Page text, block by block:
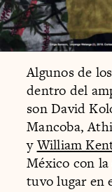
Algunos de
dentro del
son David
Mancoba,
yWilliam
México con
tuvo lugar en